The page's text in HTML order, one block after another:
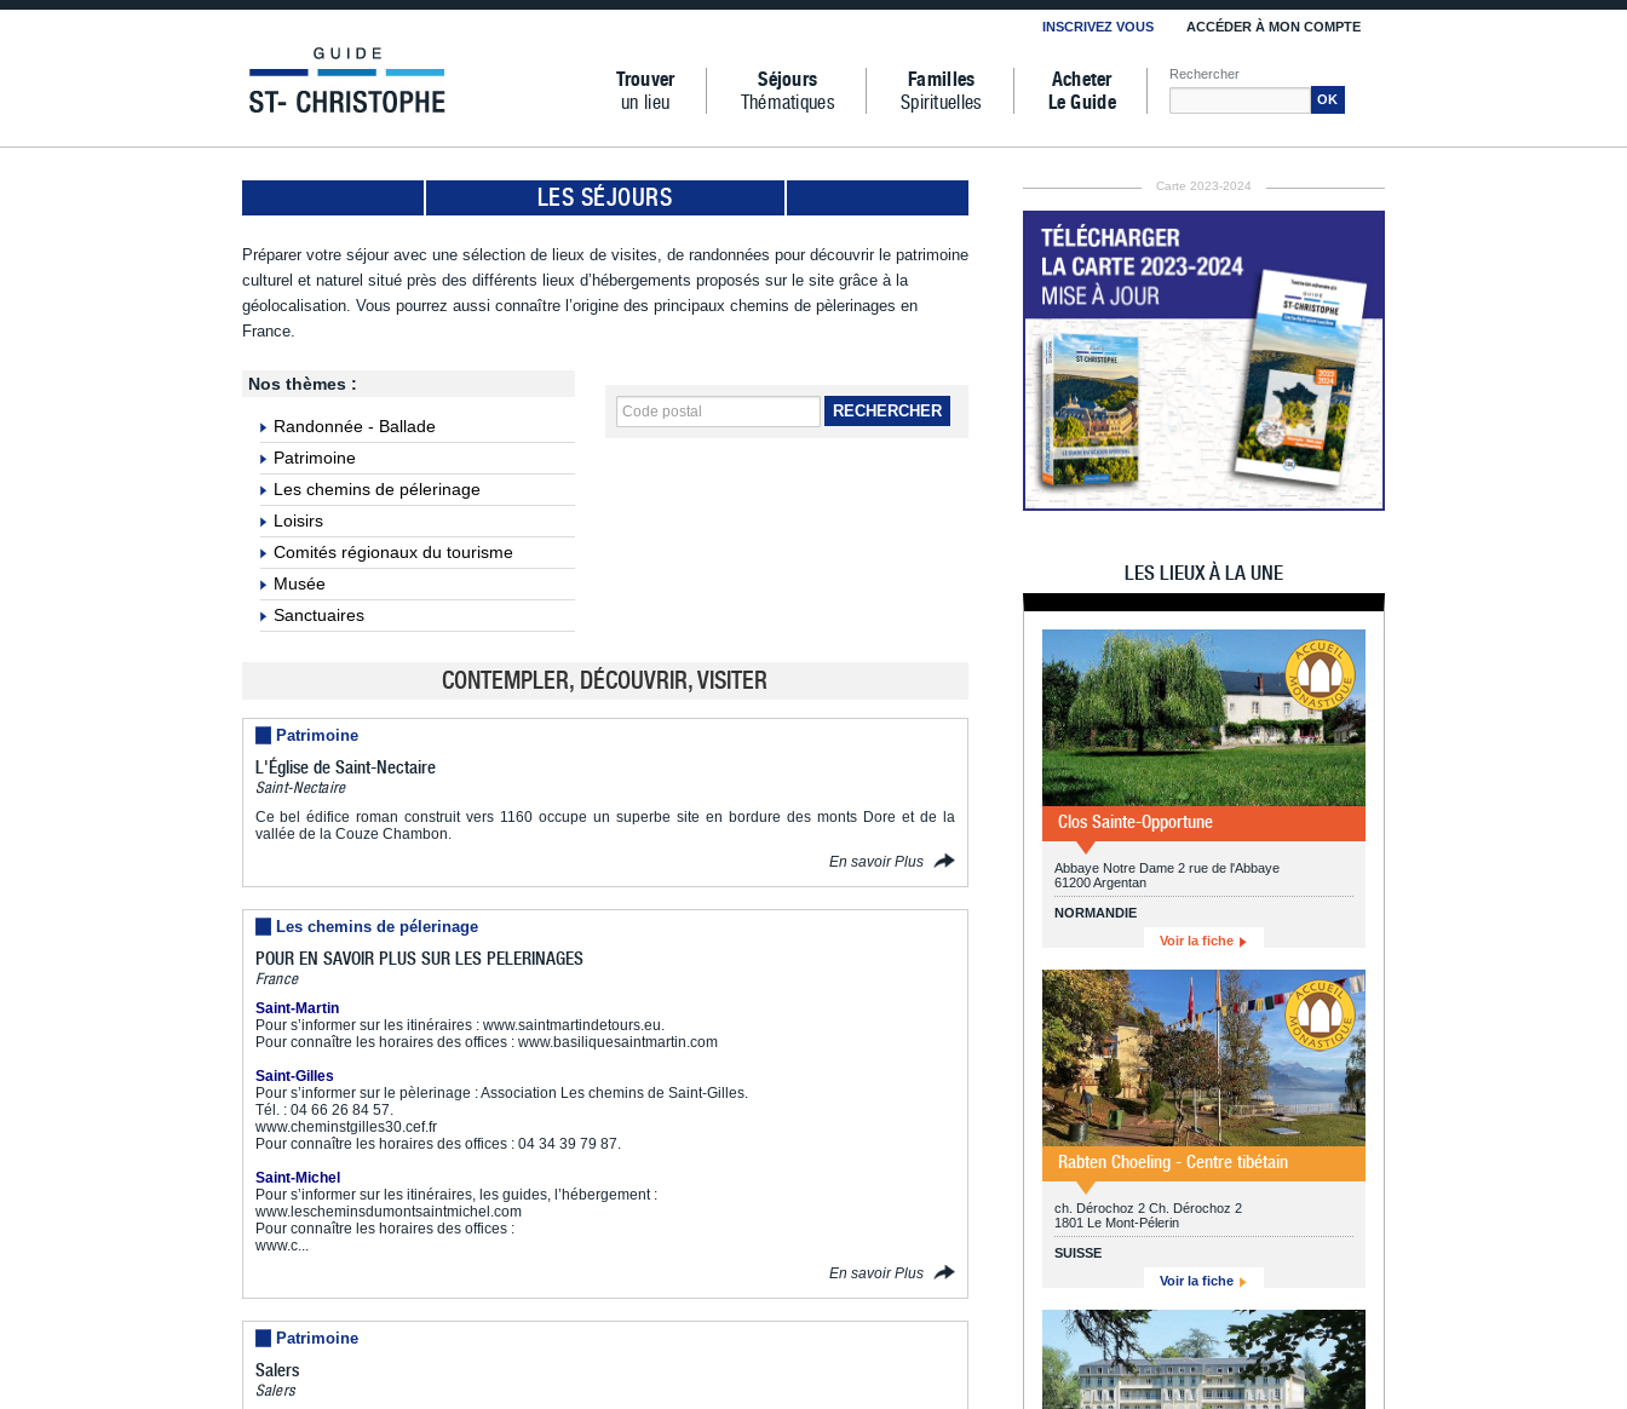
INSCRIVEZ VOUS ACCÉDER À MON COMPTE
Trouver
un lieu
Séjours
Thématiques
Familles
Spirituelles
Acheter
Le Guide
Rechercher
OK
LES SÉJOURS
Préparer votre séjour avec une sélection de lieux de visites, de randonnées pour découvrir le patrimoine
culturel et naturel situé près des différents lieux d’hébergements proposés sur le site grâce à la
géolocalisation. Vous pourrez aussi connaître l’origine des principaux chemins de pèlerinages en
France.
Nos thèmes :
Randonnée - Ballade
Patrimoine
Les chemins de pélerinage
Loisirs
Comités régionaux du tourisme
Musée
Sanctuaires
RECHERCHER
CONTEMPLER, DÉCOUVRIR, VISITER
Patrimoine
L'Église de Saint-Nectaire
Saint-Nectaire
Ce bel édifice roman construit vers 1160 occupe un superbe site en bordure des monts Dore et de la
vallée de la Couze Chambon.
En savoir Plus
Les chemins de pélerinage
POUR EN SAVOIR PLUS SUR LES PELERINAGES
France
Saint-Martin
Pour s’informer sur les itinéraires : www.saintmartindetours.eu.
Pour connaître les horaires des offices : www.basiliquesaintmartin.com
Saint-Gilles
Pour s’informer sur le pèlerinage : Association Les chemins de Saint-Gilles.
Tél. : 04 66 26 84 57.
www.cheminstgilles30.cef.fr
Pour connaître les horaires des offices : 04 34 39 79 87.
Saint-Michel
Pour s’informer sur les itinéraires, les guides, l’hébergement :
www.lescheminsdumontsaintmichel.com
Pour connaître les horaires des offices :
www.c...
En savoir Plus
Patrimoine
Salers
Salers
Carte 2023-2024
LES LIEUX À LA UNE
Clos Sainte-Opportune
Abbaye Notre Dame 2 rue de l'Abbaye
61200 Argentan
NORMANDIE
Voir la fiche
Rabten Choeling - Centre tibétain
ch. Dérochoz 2 Ch. Dérochoz 2
1801 Le Mont-Pélerin
SUISSE
Voir la fiche